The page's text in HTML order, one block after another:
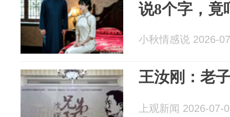
说8个字，竟
小秋情感说 2026-
王汝刚：老
上观新闻 2026-07-